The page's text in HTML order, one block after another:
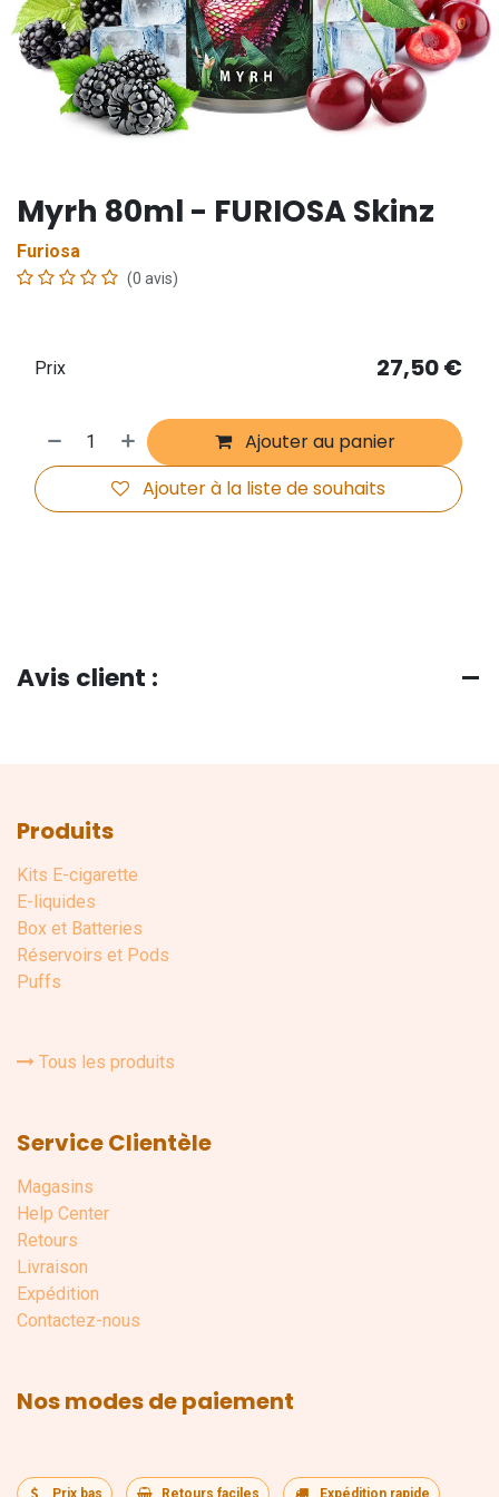
Myrh 80ml - FURIOSA Skinz
Furiosa
(0 avis)
Ajouter au panier
Ajouter à la liste de souhaits
Prix 27,50€
Avis client :
Produits
Kits E-cigarette
E-liquides
Box et Batteries
Réservoirs et Pods
Puffs
Tous les produits
Service Clientèle
Magasins
Help Center
Retours
Livraison
Expédition
Contactez-nous
Nos modes de paiement
Prix bas Retours faciles Expédition rapide